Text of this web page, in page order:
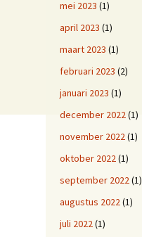
mei 2023 (1)
april 2023 (1)
maart 2023 (1)
februari 2023 (2)
januari 2023 (1)
december 2022(1)
november 2022(1)
oktober 2022(1)
september 2022(1)
augustus 2022(1)
juli 2022(1)